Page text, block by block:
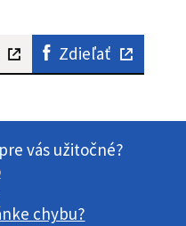
Zdieľať
vás užitočné?
chybu?